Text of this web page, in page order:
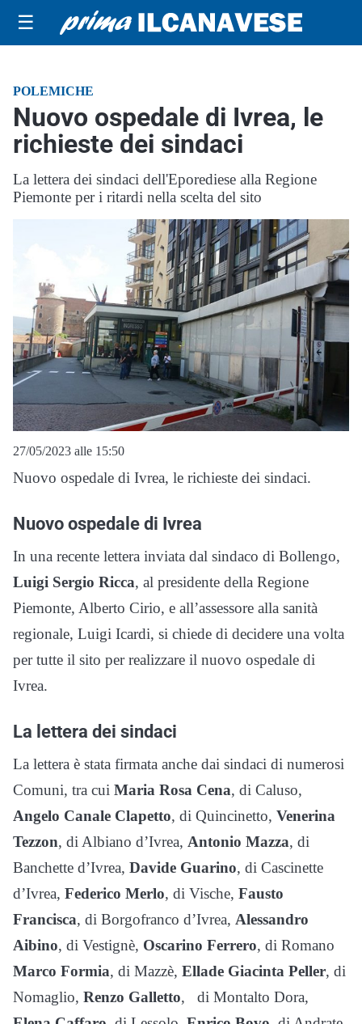
☰
POLEMICHE
Nuovo ospedale di Ivrea, le
richieste dei sindaci
La lettera dei sindaci dell'Eporediese alla Regione
Piemonte per i ritardi nella scelta del sito
27/05/2023 alle 15:50
Nuovo ospedale di Ivrea, le richieste dei sindaci.
Nuovo ospedale di Ivrea
In una recente lettera inviata dal sindaco di Bollengo,
Luigi Sergio Ricca, al presidente della Regione
Piemonte, Alberto Cirio, e all’assessore alla sanità
regionale, Luigi Icardi, si chiede di decidere una volta
per tutte il sito per realizzare il nuovo ospedale di
Ivrea.
La lettera dei sindaci
La lettera è stata firmata anche dai sindaci di numerosi
Comuni, tra cui Maria Rosa Cena, di Caluso,
Angelo Canale Clapetto, di Quincinetto, Venerina
Tezzon, di Albiano d’Ivrea, Antonio Mazza, di
Banchette d’Ivrea, Davide Guarino, di Cascinette
d’Ivrea, Federico Merlo, di Vische, Fausto
Francisca, di Borgofranco d’Ivrea, Alessandro
Aibino, di Vestignè, Oscarino Ferrero, di Romano
Marco Formia, di Mazzè, Ellade Giacinta Peller, di
Nomaglio, Renzo Galletto, di Montalto Dora,